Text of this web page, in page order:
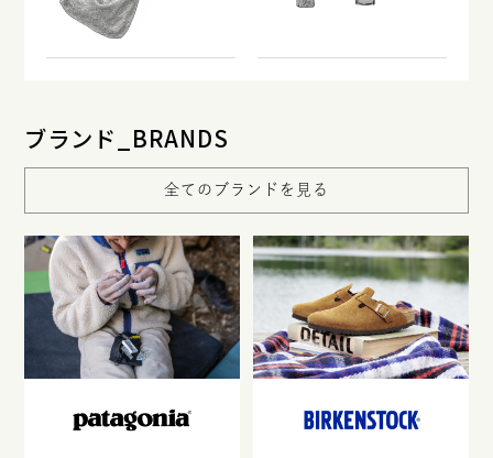
ブランド_BRANDS
全てのブランドを見る